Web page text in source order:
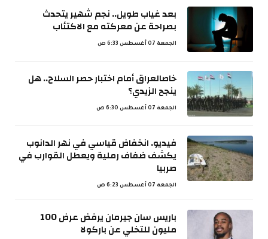
بعد غياب طويل.. نجم شهير يتحدث
بصراحة عن معركته مع الاكتئاب
الجمعة 07 أغسطس 6:33 ص
خاصالعراق أمام اختبار حصر السلاح.. هل
ينجح الزيدي؟
الجمعة 07 أغسطس 6:30 ص
فيديو. انخفاض قياسي في نهر الدانوب
يكشف ضفاف رملية ويعطل القوارب في
صربيا
الجمعة 07 أغسطس 6:23 ص
باريس سان جيرمان يرفض عرض 100
مليون للتخلي عن باركولا